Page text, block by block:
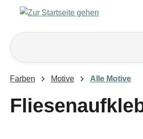
Hauptinhalt springen
Zur Suche springen
Zur Hauptnavigation springen
Farben Motive Alle Motive